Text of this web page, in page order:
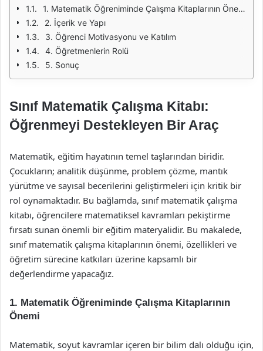
1. Matematik Öğreniminde Çalışma Kitaplarının Önemi
2. İçerik ve Yapı
3. Öğrenci Motivasyonu ve Katılım
4. Öğretmenlerin Rolü
5. Sonuç
Sınıf Matematik Çalışma Kitabı:
Öğrenmeyi Destekleyen Bir Araç
Matematik, eğitim hayatının temel taşlarından biridir.
Çocukların; analitik düşünme, problem çözme, mantık
yürütme ve sayısal becerilerini geliştirmeleri için kritik bir
rol oynamaktadır. Bu bağlamda, sınıf matematik çalışma
kitabı, öğrencilere matematiksel kavramları pekiştirme
fırsatı sunan önemli bir eğitim materyalidir. Bu makalede,
sınıf matematik çalışma kitaplarının önemi, özellikleri ve
öğretim sürecine katkıları üzerine kapsamlı bir
değerlendirme yapacağız.
1. Matematik Öğreniminde Çalışma Kitaplarının
Önemi
Matematik, soyut kavramlar içeren bir bilim dalı olduğu için,